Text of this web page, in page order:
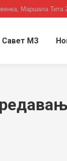
Маршала Тита
Савет МЗ